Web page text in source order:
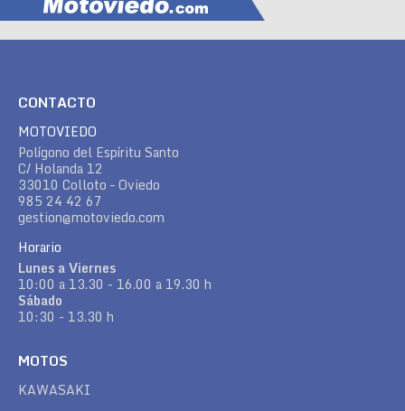
CONTACTO
MOTOVIEDO
Polígono del Espíritu Santo
C/ Holanda 12
33010 Colloto – Oviedo
985 24 42 67
gestion@motoviedo.com
Horario
Lunes a Viernes
10:00 a 13.30 - 16.00 a 19.30 h
Sábado
10:30 - 13.30 h
MOTOS
KAWASAKI